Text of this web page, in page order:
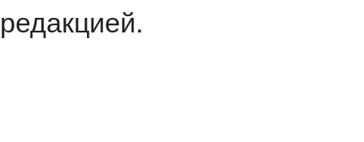
редакцией.